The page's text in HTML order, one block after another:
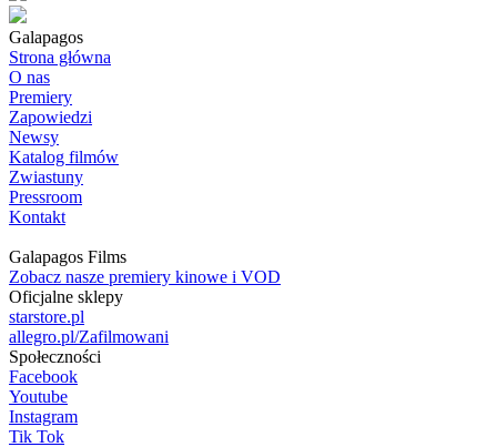
Galapagos
Strona główna
O nas
Premiery
Zapowiedzi
Newsy
Katalog filmów
Zwiastuny
Pressroom
Kontakt
Galapagos Films
Zobacz nasze premiery kinowe i VOD
Oficjalne sklepy
starstore.pl
allegro.pl/Zafilmowani
Społeczności
Facebook
Youtube
Instagram
Tik Tok